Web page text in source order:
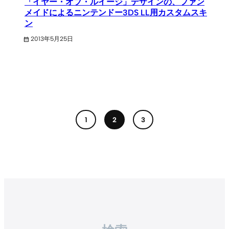
メイドによるニンテンドー3DS LL用カスタムスキ
ン
2013年5月25日
1 2 3